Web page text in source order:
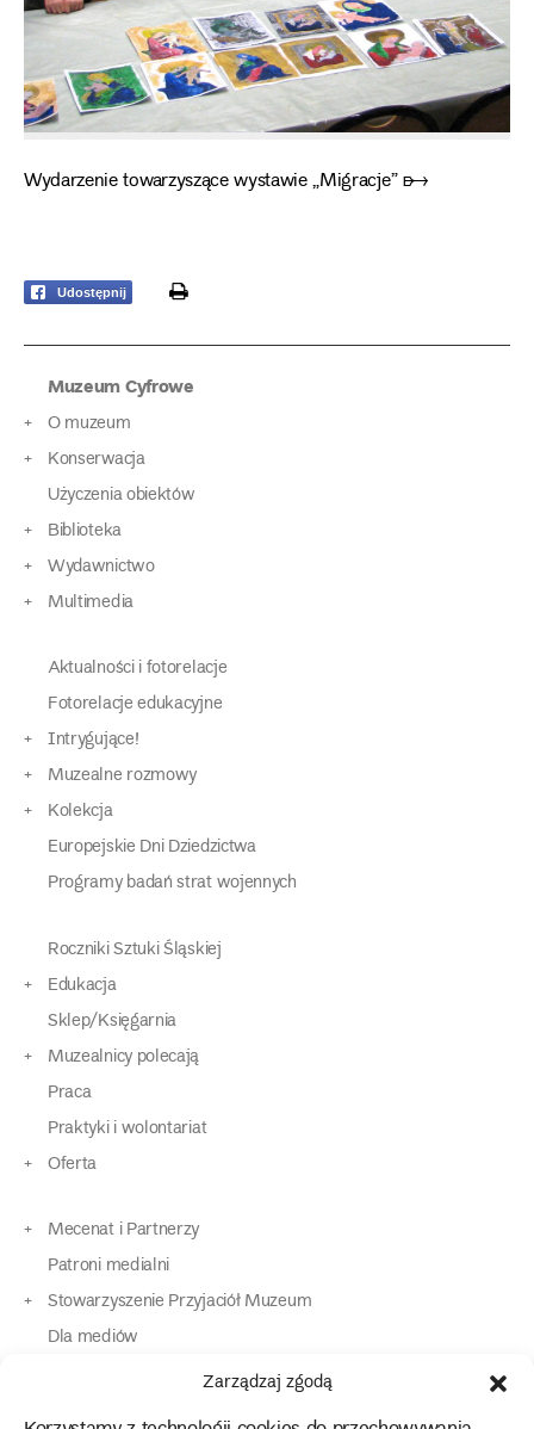
Zarządzaj zgodą
Wydarzenie towarzyszące wystawie „Migracje” ➸
Udostępnij print
Muzeum Cyfrowe
O muzeum
Konserwacja
Użyczenia obiektów
Biblioteka
Wydawnictwo
Multimedia
Aktualności i fotorelacje
Fotorelacje edukacyjne
Intrygujące!
Muzealne rozmowy
Kolekcja
Europejskie Dni Dziedzictwa
Programy badań strat wojennych
Roczniki Sztuki Śląskiej
Edukacja
Sklep/Księgarnia
Muzealnicy polecają
Praca
Praktyki i wolontariat
Oferta
Mecenat i Partnerzy
Patroni medialni
Stowarzyszenie Przyjaciół Muzeum
Dla mediów
Dla osób o specjalnych potrzebach